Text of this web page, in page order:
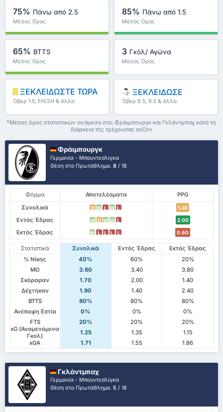
75% Πάνω από 2.5
Μέσος Όρος
85% Πάνω από 1.5
Μέσος Όρος
65% BTTS
Μέσος Όρος
3 Γκόλ/ Αγώνα
Μέσος Όρος
ΞΕΚΛΕΙΔΩΣΤΕ ΤΩΡΑ
Όβερ 1.5, FH/2H & άλλα
ΞΕΚΛΕΙΔΩΣΕ
Όβερ 8.5, 9.5 & άλλα
*Μέσος όρος στατιστικών ανάμεσα στις Φράιμπουργκ και Γκλάντμπαχ κατά τη
διάρκεια της τρέχουσας σεζόν
Φράιμπουργκ
Γερμανία - Μπουντεσλίγκα
Θέση στο Πρωτάθλημα.8 / 18
Φόρμα Αποτελέσματα
PPG
Συνολικά
D W L W L 1.30
Εντός Έδρας W D W W L 2.00
Εκτός Έδρας W L L L L 0.60
Στατιστικά Συνολικά Εντός Έδρας
Εκτός Έδρας
% Νίκης
40% 60%
20%
ΜΟ
3.60 3.40
3.80
Σκόραραν
1.70 2.00
1.40
Δέχτηκαν
1.90 1.40
2.40
BTTS
80% 80%
80%
Ανέπαφη Εστία
0% 0%
0%
FTS
20% 20%
20%
xG (Αναμενόμενα
Γκολ)
1.25 1.35
1.15
xGA
1.71 1.55 1.86
Γκλάντμπαχ
Γερμανία - Μπουντεσλίγκα
Θέση στο Πρωτάθλημα.5 / 18